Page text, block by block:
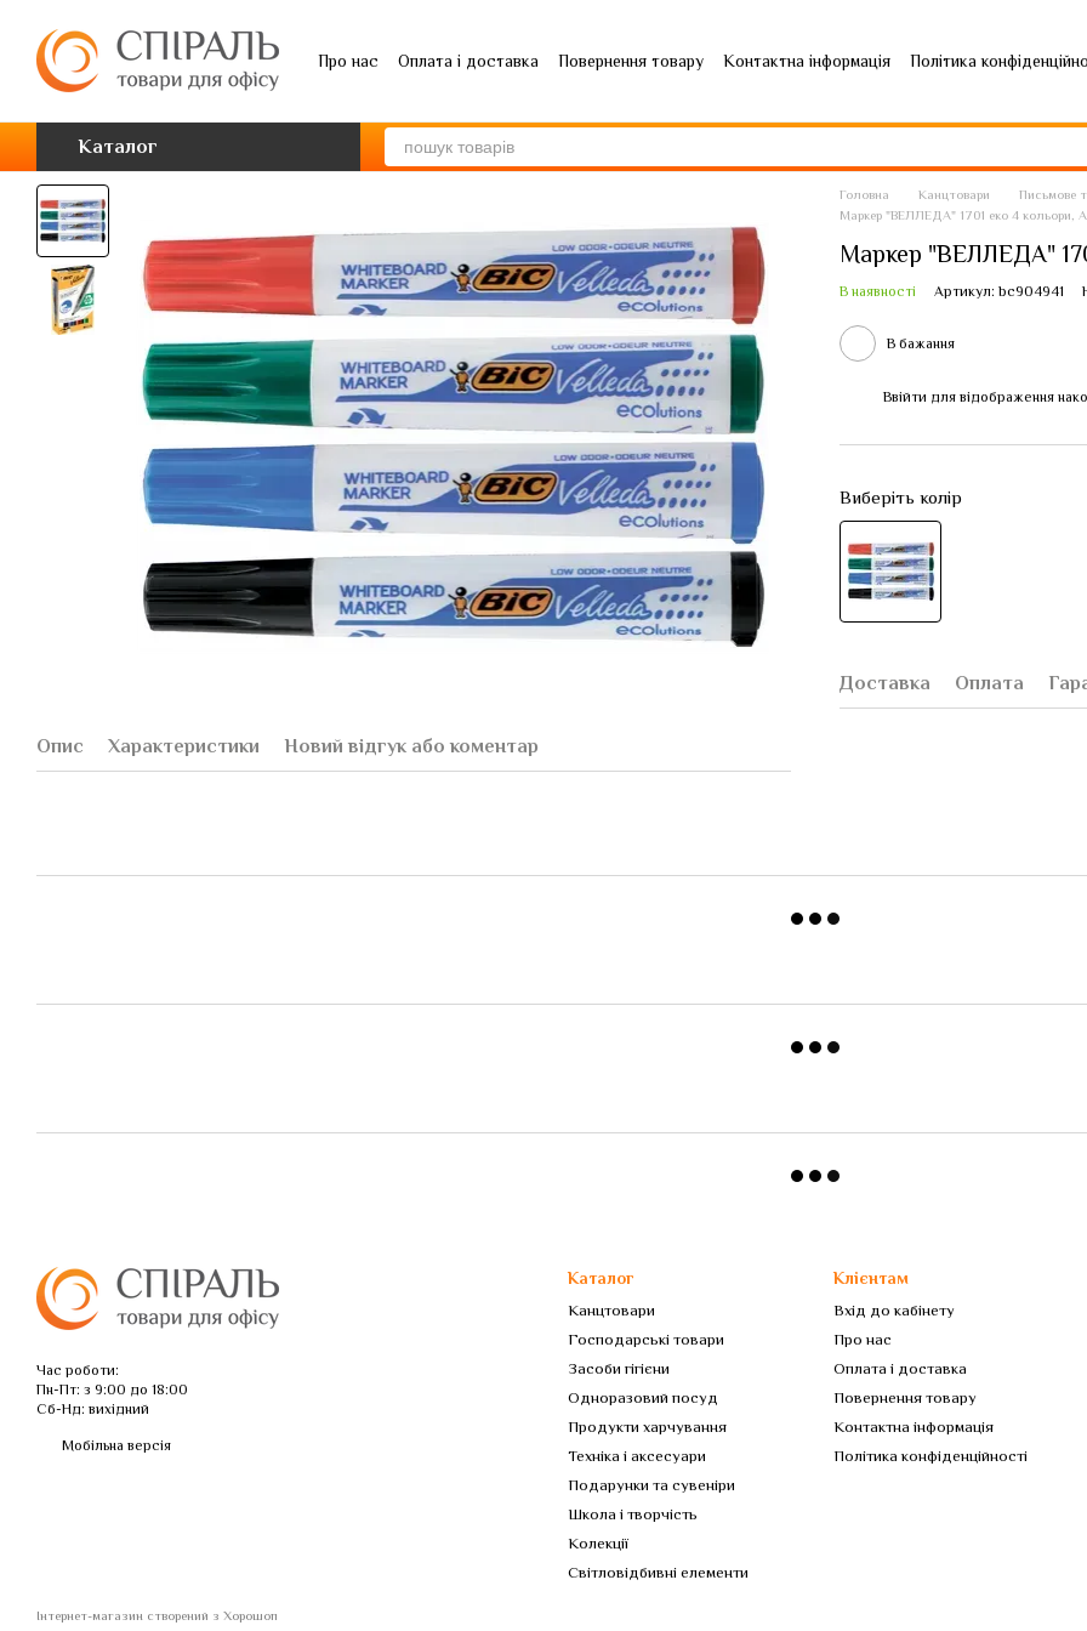
Про нас Оплата і доставка Повернення товару Контактна інформація Політика
Каталог
Опис Характеристики Новий відгук або коментар
Головна Канцтовари Письмове
Маркер "ВЕЛЛЕДА" 1701 еко 4 кольори,
Маркер "ВЕЛЛЕДА"
В наявності Артикул: bc904941
В бажання
Ввійти для відображення
Виберіть колір
Доставка Оплата
Час роботи:
Пн-Пт: з 9:00 до 18:00
Сб-Нд: вихідний
Мобільна версія
Інтернет-магазин створений з Хорошоп
Каталог
Канцтовари
Господарські товари
Засоби гігієни
Одноразовий посуд
Продукти харчування
Техніка і аксесуари
Подарунки та сувеніри
Школа і творчість
Колекції
Світловідбивні елементи
Клієнтам
Вхід до кабінету
Про нас
Оплата і доставка
Повернення товару
Контактна інформація
Політика конфіденційності